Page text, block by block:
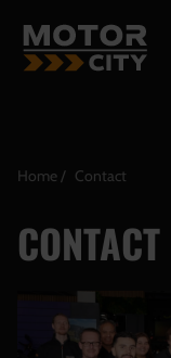
Home Contact
CONTACT